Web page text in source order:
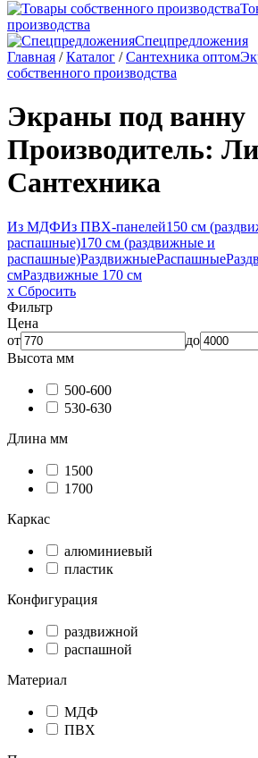
производства
Спецпредложения
Главная /Каталог /Сантехника оптом
собственного производства
Экраны под ванну
Производитель:
Сантехника
Из МДФИз ПВХ-панелей150 см
распашные)170 см (раздвижные и
распашные)РаздвижныеРаспашные
смРаздвижные 170 см
x Сбросить
Фильтр
Цена
от
до
Высота мм
500-600
530-630
Длина мм
1500
1700
Каркас
алюминиевый
пластик
Конфигурация
раздвижной
распашной
Материал
МДФ
ПВХ